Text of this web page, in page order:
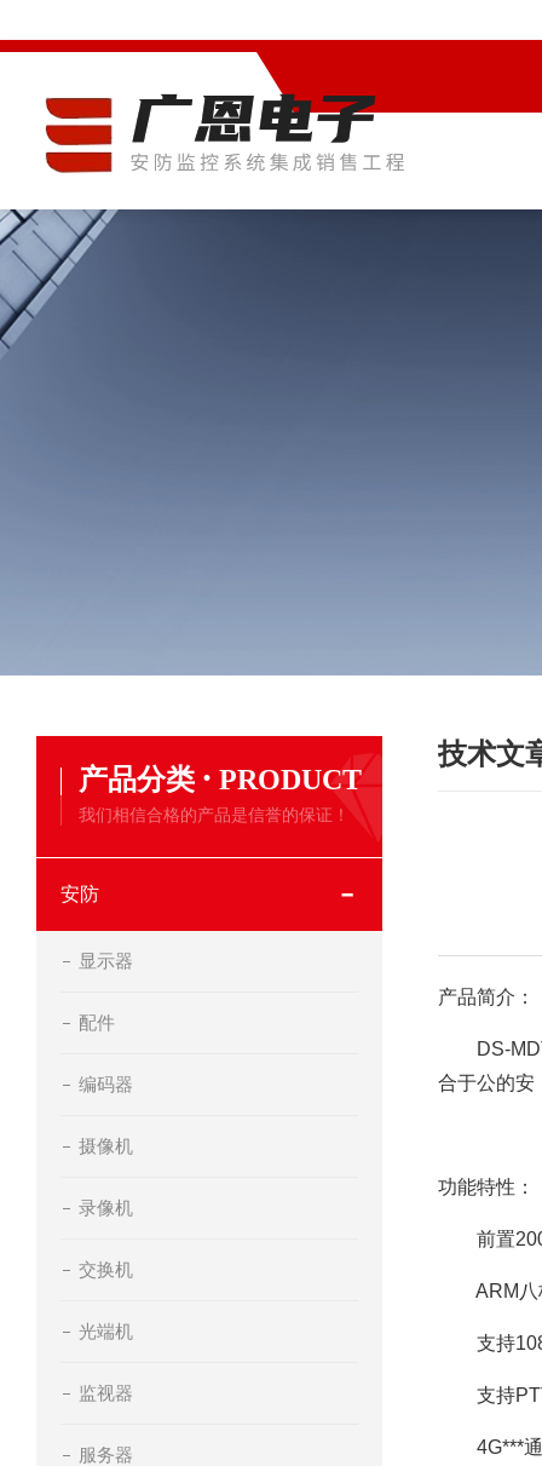
产品分类 · PRODUCT
我们相信合格的产品是信誉的保证！
安防
显示器
配件
编码器
摄像机
录像机
交换机
光端机
监视器
服务器
技术文
产品简介：
DS-
合于公的安
功能特性：
前置200
ARM八核
支持
支持
4G***通